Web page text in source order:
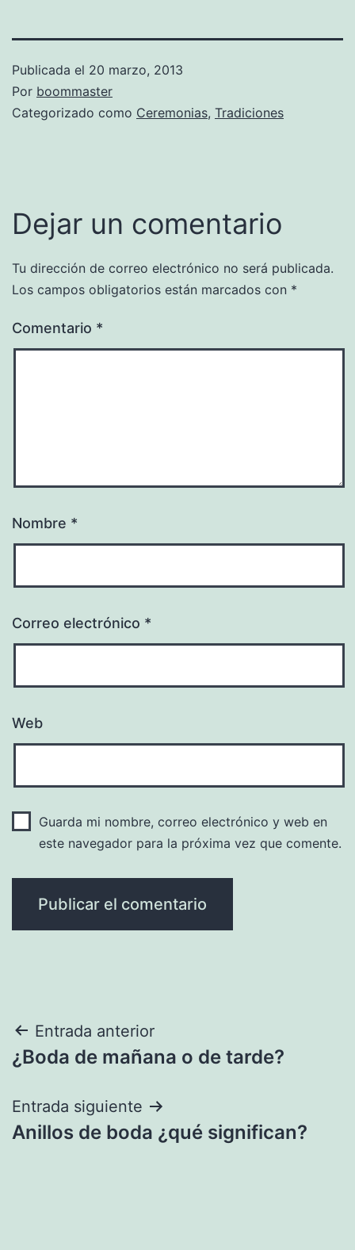
Publicada el 20 marzo, 2013
Por boommaster
Categorizado como Ceremonias, Tradiciones
Dejar un comentario
Tu dirección de correo electrónico no será publicada.
Los campos obligatorios están marcados con *
Comentario *
Nombre *
Correo electrónico *
Web
Guarda mi nombre, correo electrónico y web en
este navegador para la próxima vez que comente.
Navegación
de
entradas
Entrada anterior
¿Boda de mañana o de tarde?
Entrada siguiente
Anillos de boda ¿qué significan?